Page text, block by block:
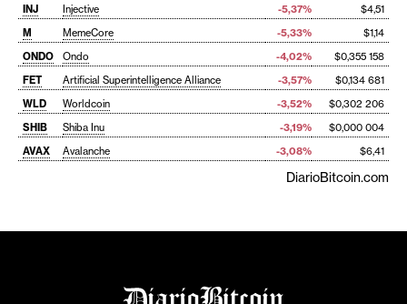
INJ
Injective -5,37%
$4,51
M
MemeCore -5,33%
$1,14
ONDO
Ondo -4,02%
$0,355 158
FET
Artificial Superintelligence Alliance -3,57%
$0,134 681
WLD
Worldcoin -3,52%
$0,302 206
SHIB
Shiba Inu -3,19%
$0,000 004
AVAX
Avalanche -3,08% $6,41
DiarioBitcoin.com